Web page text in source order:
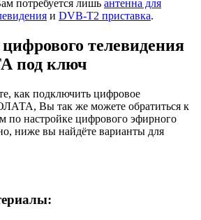
потребуется лишь антенна для
и DVB-T2 приставка.
телевидения
под ключ
как подключить цифровое
Вы так же можете обратиться к
по настройке цифрового эфирного
ниже вы найдёте варианты для